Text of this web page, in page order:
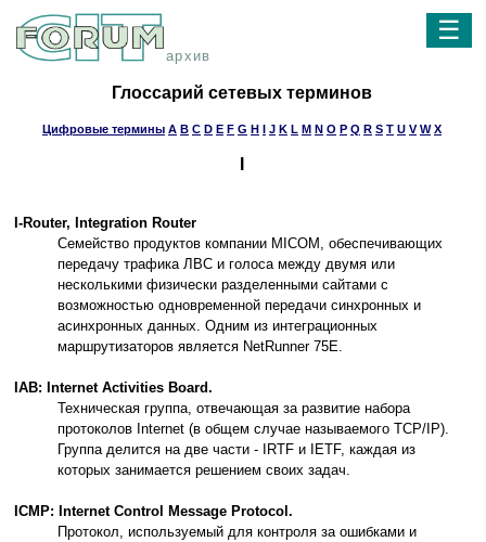
архив
☰
Глоссарий сетевых терминов
Цифровые термины A B C D E F G H I J K L M N O P Q R S T U V W X
I-Router, Integration Router
Семейство продуктов компании MICOM, обеспечивающих
передачу трафика ЛВС и голоса между двумя или
несколькими физически разделенными сайтами с
возможностью одновременной передачи синхронных и
асинхронных данных. Одним из интеграционных
маршрутизаторов является NetRunner 75Е.
IAB: Internet Activities Board.
Техническая группа, отвечающая за развитие набора
протоколов Internet (в общем случае называемого TCP/IP).
Группа делится на две части - IRTF и IETF, каждая из
которых занимается решением своих задач.
ICMP: Internet Control Message Protocol.
Протокол, используемый для контроля за ошибками и